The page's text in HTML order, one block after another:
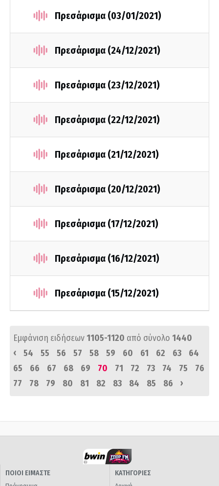
Πρεσάρισμα (03/01/2021)
Πρεσάρισμα (24/12/2021)
Πρεσάρισμα (23/12/2021)
Πρεσάρισμα (22/12/2021)
Πρεσάρισμα (21/12/2021)
Πρεσάρισμα (20/12/2021)
Πρεσάρισμα (17/12/2021)
Πρεσάρισμα (16/12/2021)
Πρεσάρισμα (15/12/2021)
Εμφάνιση ειδήσεων1105-1120 από σύνολο 1440
‹
54 55 56 57 58 59 60 61 62 63
64
65
66 67 68 69 70 71 72 73 74 75
76
77
78 79 80 81 82 83 84 85 86 ›
ΠΟΙΟΙ ΕΙΜΑΣΤΕ
ΚΑΤΗΓΟΡΙΕΣ